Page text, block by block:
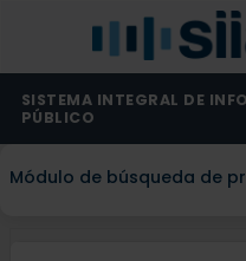
SISTEMA INTEGRAL DE
PÚBLICO
Módulo de búsqueda de